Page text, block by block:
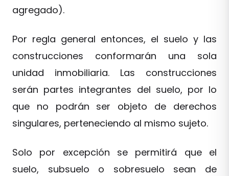
agregado).
Por regla general entonces, el suelo y las
construcciones conformarán una sola
unidad inmobiliaria. Las construcciones
serán partes integrantes del suelo, por lo
que no podrán ser objeto de derechos
singulares, perteneciendo al mismo sujeto.
Solo por excepción se permitirá que el
suelo, subsuelo o sobresuelo sean de